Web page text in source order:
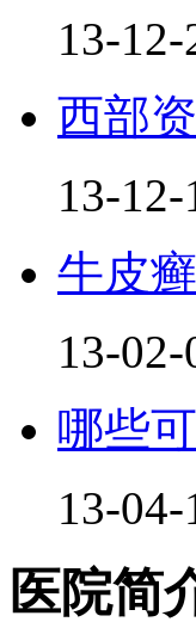
13-12-
西部
13-12-
牛皮
13-02-
哪些
13-04-
医院简